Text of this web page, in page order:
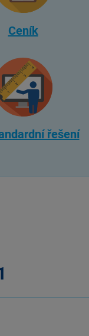
Ceník
řešení